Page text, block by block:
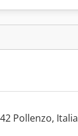
Pollenzo, Italia